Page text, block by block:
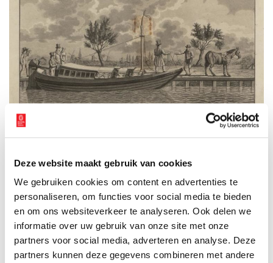
Deze website maakt gebruik van cookies
We gebruiken cookies om content en advertenties te
personaliseren, om functies voor social media te bieden
en om ons websiteverkeer te analyseren. Ook delen we
informatie over uw gebruik van onze site met onze
partners voor social media, adverteren en analyse. Deze
partners kunnen deze gegevens combineren met andere
Voortvarend te werk
In het vroege voorjaar van 1660 begonnen de steden met het
graven van het traject binnen hun territorium. Wat opvalt is de
enorme snelheid waarmee men het totale traject van zo’n 55
kilometer lengte binnen ruim een jaar had aangelegd. Weliswaar
liep een deel van de trekvaart over bestaande